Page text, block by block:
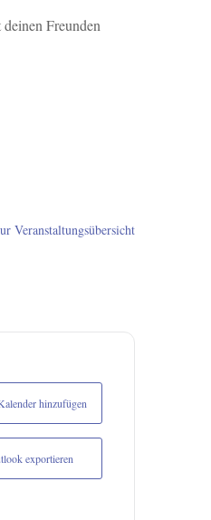
Freunden
Veranstaltungsübersicht
hinzufügen
exportieren